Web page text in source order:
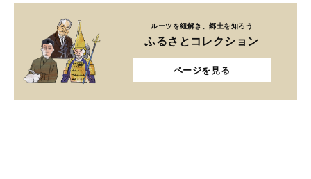
ルーツを紐解き、郷土を知ろう
ふるさとコレクション
ページを見る